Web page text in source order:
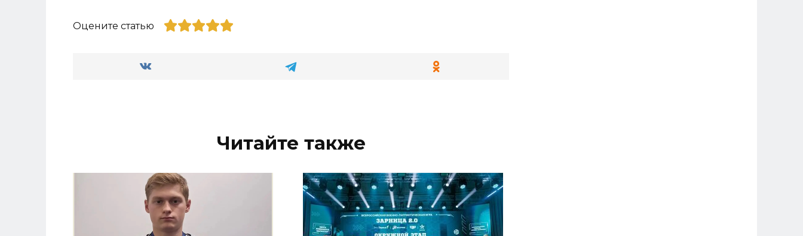
Оцените статью
Читайте также